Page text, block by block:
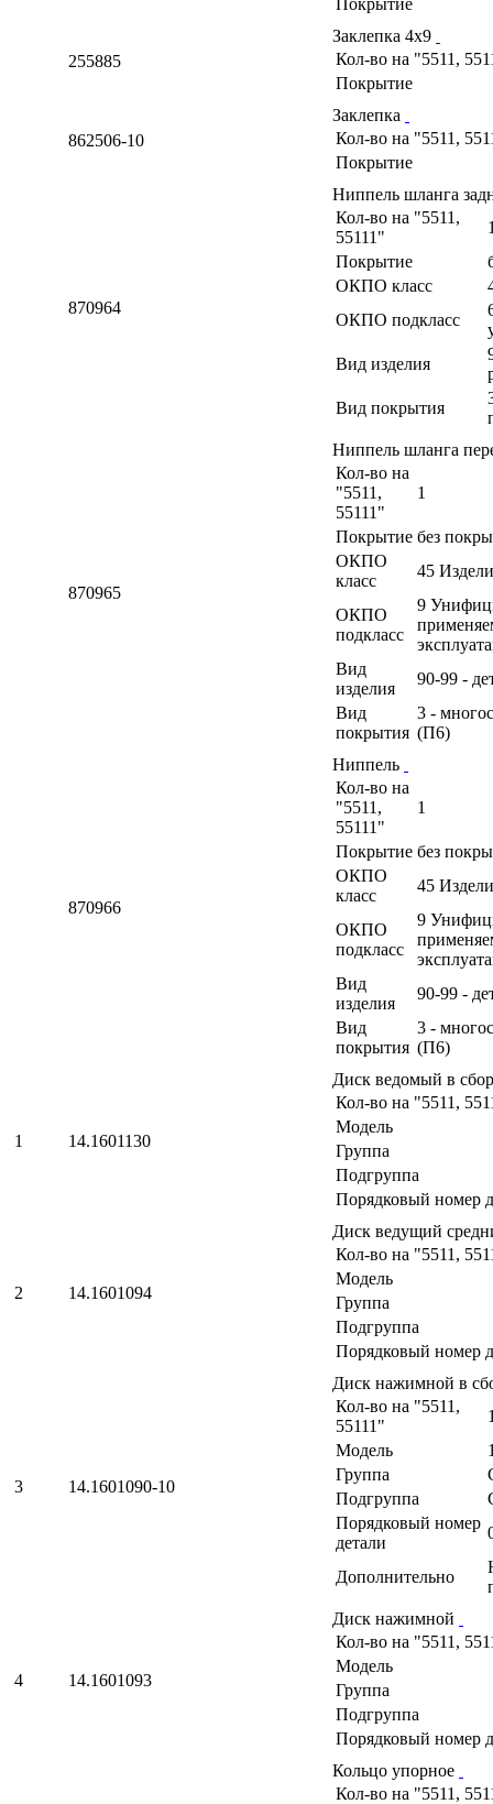
255885
Заклепка 4х9
Кол-во на "5511,
Покрытие
862506-10
Заклепка
Кол-во на "5511,
Покрытие
870964
Ниппель шланга
Кол-во на "5511,
55111"
Покрытие
ОКПО класс
ОКПО подкласс
Вид изделия
Вид покрытия
870965
Ниппель шланга
Кол-во на
"5511,
55111"
1
Покрытие без
ОКПО
класс
45
ОКПО
подкласс
9
Вид
изделия
90-99 -
Вид
покрытия
3 -
(П6)
870966
Ниппель
Кол-во на
"5511,
55111"
1
Покрытие без
ОКПО
класс
45
ОКПО
подкласс
9
Вид
изделия
90-99 -
Вид
покрытия
3 -
(П6)
1 14.1601130
Диск ведомый в
Кол-во на "5511,
Модель
Группа
Подгруппа
Порядковый номер
2 14.1601094
Диск ведущий
Кол-во на "5511,
Модель
Группа
Подгруппа
Порядковый номер
3 14.1601090-10
Диск нажимной в
Кол-во на "5511,
55111"
Модель
Группа
Подгруппа
Порядковый номер
детали
Дополнительно
4 14.1601093
Диск нажимной
Кол-во на "5511,
Модель
Группа
Подгруппа
Порядковый номер
Кольцо упорное
Кол-во на "5511,